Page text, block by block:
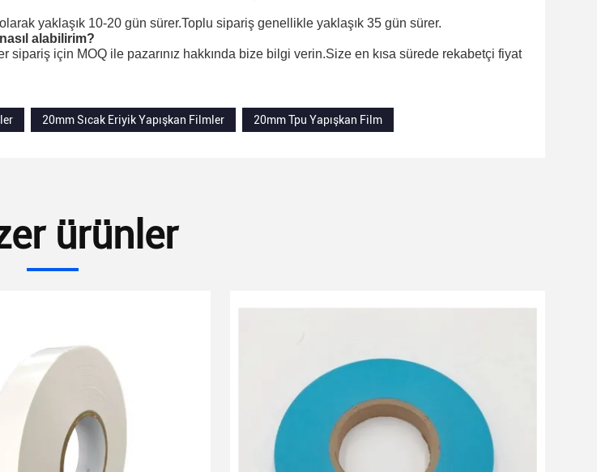
yaklaşık 10-20 gün sürer.Toplu sipariş genellikle yaklaşık 35 gün sürer.
alabilirim?
sipariş için MOQ ile pazarınız hakkında bize bilgi verin.Size en kısa sürede rekabetçi fiyat
20mm Sıcak Eriyik Yapışkan Filmler 20mm Tpu Yapışkan Film
ürünler